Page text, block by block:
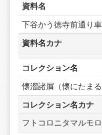
資料名
下谷かう徳寺前通り
資料名カナ
コレクション名
懐溜諸屑（懐にたまる
コレクション名カナ
フトコロニタマルモ